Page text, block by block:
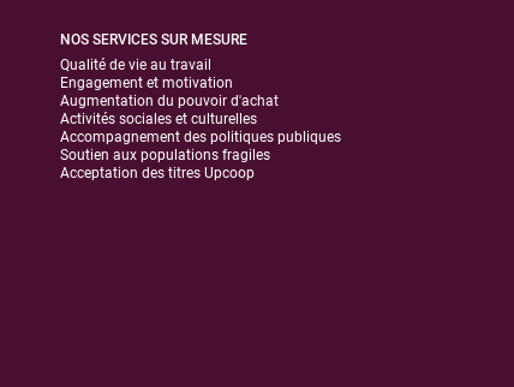
NOS SERVICES SUR MESURE
Qualité de vie au travail
Engagement et motivation
Augmentation du pouvoir d'achat
Activités sociales et culturelles
Accompagnement des politiques publiques
Soutien aux populations fragiles
Acceptation des titres Upcoop